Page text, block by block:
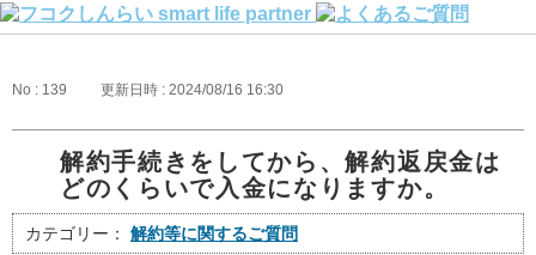
No : 139 更新日時 : 2024/08/16 16:30
解約手続きをしてから、解約返戻金は
どのくらいで入金になりますか。
カテゴリー： 解約等に関するご質問